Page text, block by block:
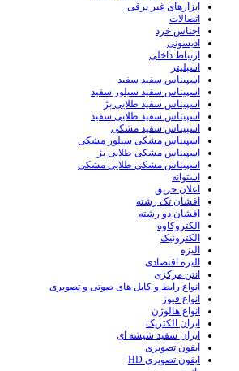
ابزارهای غیر برقی
اتصالات
اجناس خرد
ادیسونی
ارتباط داخلی
اسپلیتر
اسپیناس سفید سفید
اسپیناس سفید سیلور سفید
اسپیناس سفید طلایی بژ
اسپیناس سفید طلایی سفید
اسپیناس سفید مشکی
اسپیناس مشکی سیلور مشکی
اسپیناس مشکی طلایی بژ
اسپیناس مشکی طلایی مشکی
استوانه
اعلان حریق
افشان تک رشته
افشان دو رشته
الکتروکاوه
الکترونیک
الیزه
الیزه اقتصادی
انتن مرکزی
انواع رابط و کابل های صوتی و تصویری
انواع فیوز
انواع هالوژن
ایران الکتریک
ایران سفید شیشه ای
ایفون تصویری
ایفون تصویری HD